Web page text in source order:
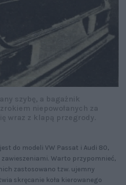
do modeli VW Passat i Audi 80,
Warto przypomnieć,
zastosowano tzw. ujemny
skręcanie koła kierowanego